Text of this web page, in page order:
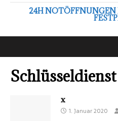
24H NOTÖFFNUNGEN
x
1. Januar 2020